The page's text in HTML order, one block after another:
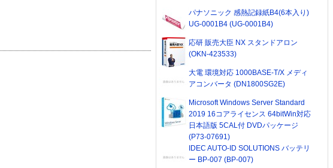
パナソニック 感熱記録紙B4(6本入り)
UG-0001B4 (UG-0001B4)
応研 販売大臣 NX スタンドアロン
(OKN-423533)
大電 環境対応 1000BASE-T/X メディ
アコンバータ (DN1800SG2E)
Microsoft Windows Server Standard
2019 16コアライセンス 64bitWin対応
日本語版 5CAL付 DVDパッケージ
(P73-07691)
IDEC AUTO-ID SOLUTIONS バッテリ
ー BP-007 (BP-007)